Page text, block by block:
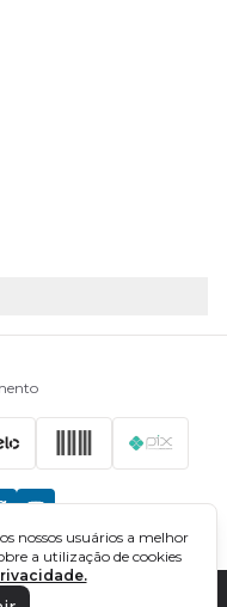
nossos usuários a melhor
a utilização de cookies